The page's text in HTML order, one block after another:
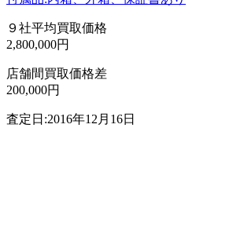
９社平均買取価格
2,800,000円
店舗間買取価格差
200,000円
査定日:2016年12月16日